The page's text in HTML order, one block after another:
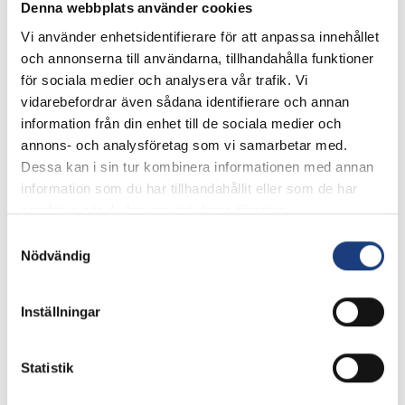
Denna webbplats använder cookies
Vi använder enhetsidentifierare för att anpassa innehållet
och annonserna till användarna, tillhandahålla funktioner
för sociala medier och analysera vår trafik. Vi
vidarebefordrar även sådana identifierare och annan
information från din enhet till de sociala medier och
annons- och analysföretag som vi samarbetar med.
Dessa kan i sin tur kombinera informationen med annan
information som du har tillhandahållit eller som de har
samlat in när du har använt deras tjänster.
Nödvändig
Inställningar
Statistik
Det var temat för en välbesökt politikerträff på
Klagshamns Ryttarförening.
Politikerträff
20 augusti 2025
hjälp av hästen